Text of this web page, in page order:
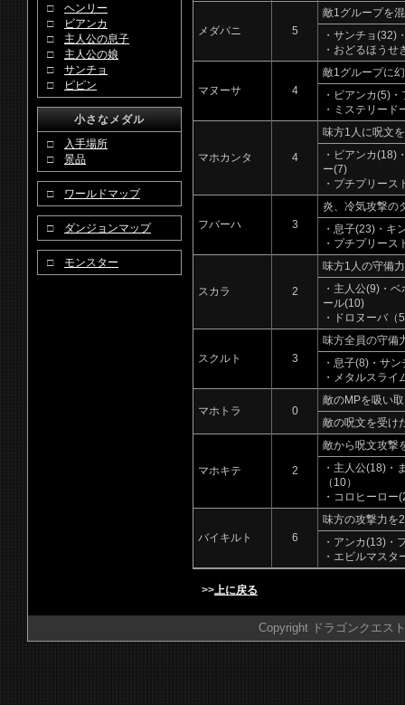
□ ヘンリー
□
ビアンカ
□ 主人公の息子
□ 主人公の娘
□ サンチョ
□
ピピン
小さなメダル
□
入手場所
□ 景品
□ ワールドマップ
□ ダンジョンマップ
□ モンスター
メダパニ 5
敵1グループを
・サンチョ(32)
・おどるほう
マヌーサ 4
敵1グループに
・ビアンカ(5)
・ミステリード
マホカンタ 4
味方1人に呪文
・ビアンカ(18)
ー(7)
・プチプリース
フバーハ 3
炎、冷気攻撃の
・息子(23)・キ
・プチプリース
スカラ 2
味方1人の守備
・主人公(9)・
ール(10)
・ドロヌーバ
スクルト 3
味方全員の守備
・息子(8)・サ
・メタルスラ
マホトラ 0
敵のMPを吸い
敵の呪文を受け
マホキテ 2
敵から呪文攻撃
・主人公(18)・
（10）
・コロヒーロー
バイキルト 6
味方の攻撃力を
・アンカ(13)・
・エビルマス
>>上に戻る
Copyright ドラゴンクエス